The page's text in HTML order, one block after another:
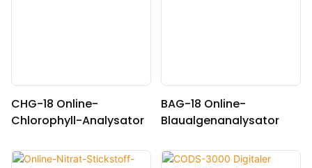
CHG-18 Online-
Chlorophyll-Analysator
BAG-18 Online-
Blaualgenanalysator